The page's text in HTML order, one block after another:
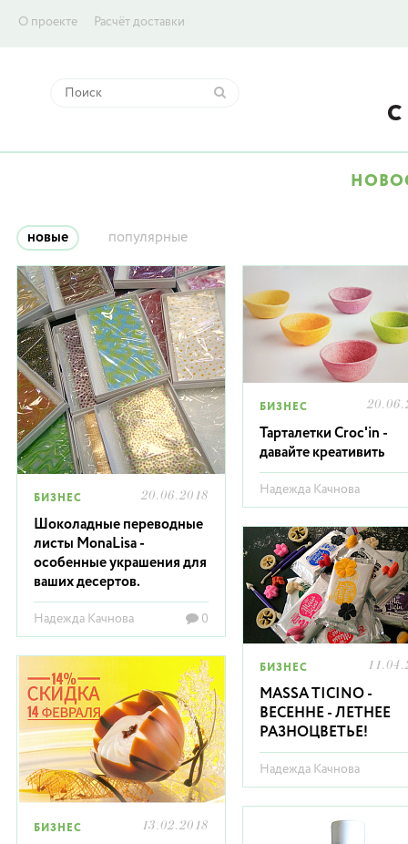
О проекте Расчёт доставки
новые популярные
БИЗНЕС 20.06.2018
Шоколадные переводные
листы MonaLisa -
особенные украшения для
ваших десертов.
Надежда Качнова 0
БИЗНЕС
Тарталетки Croc'in -
давайте креативить
Надежда Качнова
БИЗНЕС
MASSA TICINO -
ВЕСЕННЕ - ЛЕТНЕЕ
РАЗНОЦВЕТЬЕ!
Надежда Качнова
БИЗНЕС 13.02.2018